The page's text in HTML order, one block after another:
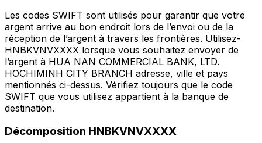
Les codes SWIFT sont utilisés pour garantir que votre
argent arrive au bon endroit lors de l’envoi ou de la
réception de l’argent à travers les frontières. Utilisez-
HNBKVNVXXXX lorsque vous souhaitez envoyer de
l’argent à HUA NAN COMMERCIAL BANK, LTD.
HOCHIMINH CITY BRANCH adresse, ville et pays
mentionnés ci-dessus. Vérifiez toujours que le code
SWIFT que vous utilisez appartient à la banque de
destination.
Décomposition HNBKVNVXXXX